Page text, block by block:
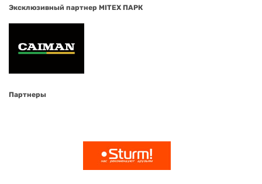
Эксклюзивный партнер MITEX ПАРК
Партнеры